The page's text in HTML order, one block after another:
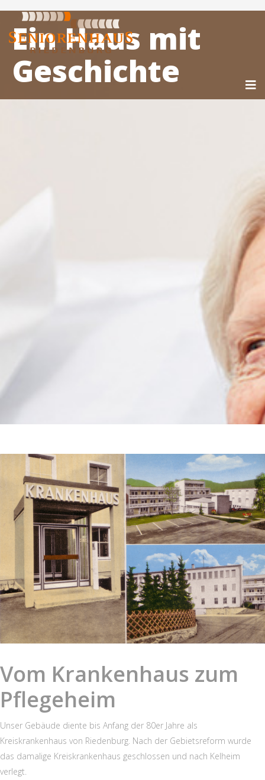
Ein Haus mit
Geschichte
Vom Krankenhaus zum
Pflegeheim
Unser Gebäude diente bis Anfang der 80er Jahre als
Kreiskrankenhaus von Riedenburg. Nach der Gebietsreform wurde
das damalige Kreiskrankenhaus geschlossen und nach Kelheim
verlegt.